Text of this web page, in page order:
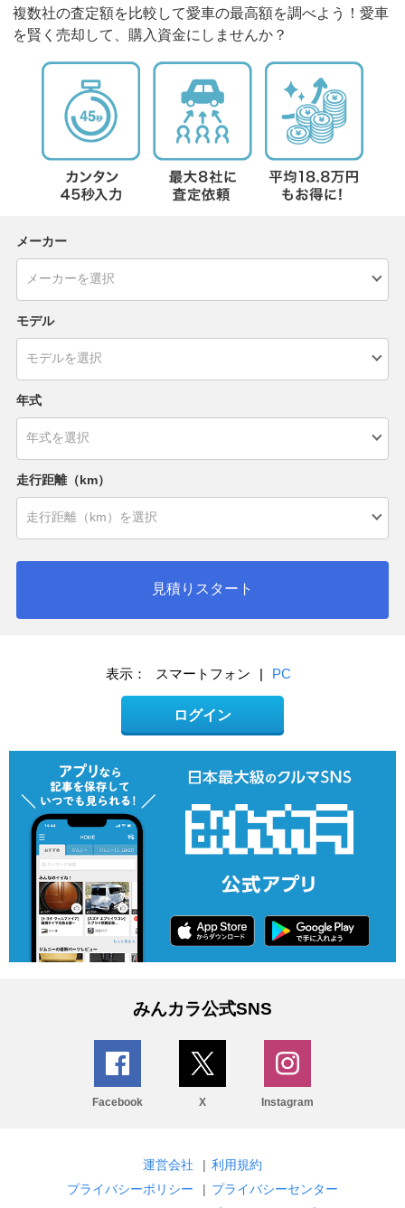
複数社の査定額を比較して愛車の最高額を調べよう！愛車
を賢く売却して、購入資金にしませんか？
メーカー
モデル
年式
走行距離（km）
見積りスタート
表示： スマートフォン | PC
ログイン
みんカラ公式SNS
Facebook X Instagram
運営会社 | 利用規約
プライバシーポリシー
| プライバシーセンター